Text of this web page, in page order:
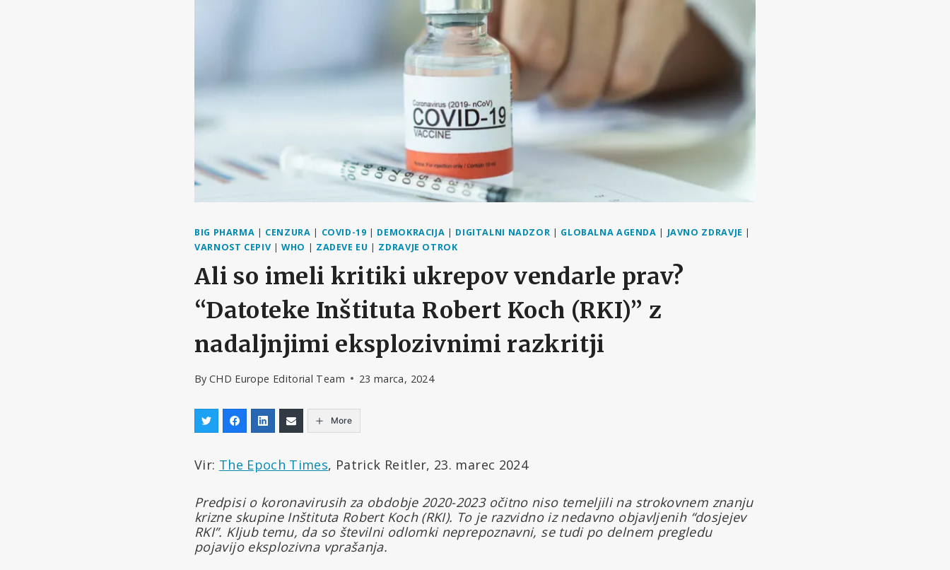
BIG PHARMA | CENZURA | COVID-19 | DEMOKRACIJA | DIGITALNI NADZOR | GLOBALNA AGENDA | JAVNO ZDRAVJE |
VARNOST CEPIV |WHO | ZADEVE EU | ZDRAVJE OTROK
Ali so imeli kritiki ukrepov vendarle prav?
“Datoteke Inštituta Robert Koch (RKI)” z
nadaljnjimi eksplozivnimi razkritji
By CHD Europe Editorial Team 23 marca, 2024
More
Vir: The Epoch Times, Patrick Reitler, 23. marec 2024
Predpisi o koronavirusih za obdobje 2020-2023 očitno niso temeljili na strokovnem znanju
krizne skupine Inštituta Robert Koch (RKI). To je razvidno iz nedavno objavljenih “dosjejev
RKI”. Kljub temu, da so številni odlomki neprepoznavni, se tudi po delnem pregledu
pojavijo eksplozivna vprašanja.